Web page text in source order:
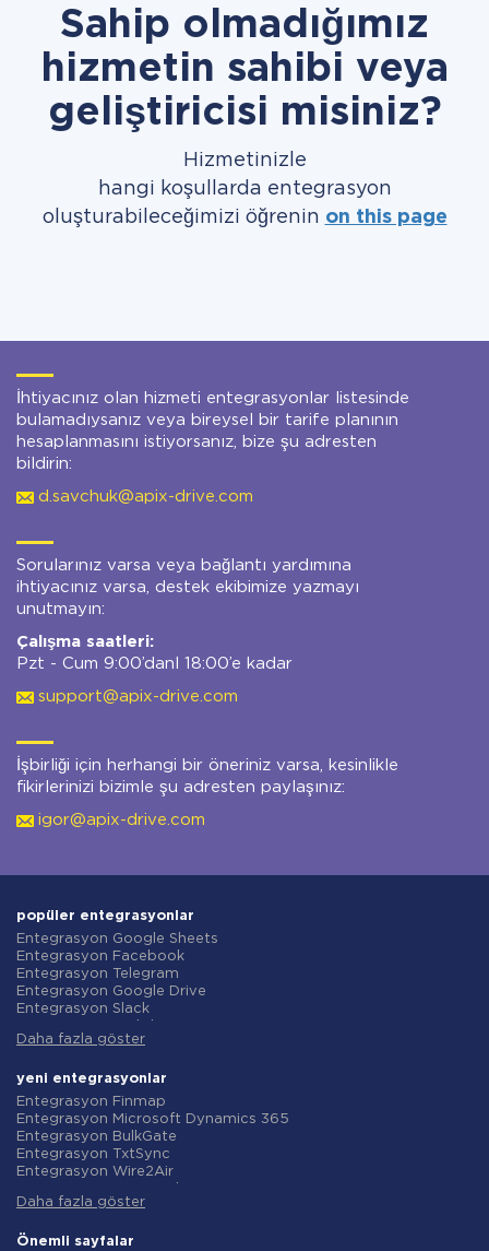
Sahip olmadığımız
hizmetin sahibi veya
geliştiricisi misiniz?
Hizmetinizle
hangi koşullarda entegrasyon
oluşturabileceğimizi öğrenin on this page
İhtiyacınız olan hizmeti entegrasyonlar listesinde
bulamadıysanız veya bireysel bir tarife planının
hesaplanmasını istiyorsanız, bize şu adresten
bildirin:
d.savchuk@apix-drive.com
Sorularınız varsa veya bağlantı yardımına
ihtiyacınız varsa, destek ekibimize yazmayı
unutmayın:
Çalışma saatleri:
Pzt - Cum 9:00’danl 18:00’e kadar
support@apix-drive.com
İşbirliği için herhangi bir öneriniz varsa, kesinlikle
fikirlerinizi bizimle şu adresten paylaşınız:
igor@apix-drive.com
popüler entegrasyonlar
Entegrasyon Google Sheets
Entegrasyon Facebook
Entegrasyon Telegram
Entegrasyon Google Drive
Entegrasyon Slack
Entegrasyon Gmail
Entegrasyon ClickUp
Entegrasyon Airtable
Entegrasyon Google Contacts
Entegrasyon OpenAI (ChatGPT)
Entegrasyon Instagram
Entegrasyon ActiveCampaign
Entegrasyon Typeform
Entegrasyon Salesforce CRM
Entegrasyon Notion
Daha fazla göster
yeni entegrasyonlar
Entegrasyon Finmap
Entegrasyon Microsoft Dynamics 365
Entegrasyon BulkGate
Entegrasyon TxtSync
Entegrasyon Wire2Air
Entegrasyon Infobip
Entegrasyon AtomPark
Daha fazla göster
Önemli sayfalar